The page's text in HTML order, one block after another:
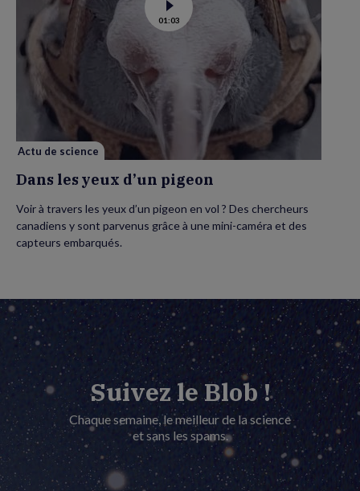
Voir
la
vidéo
01:03
Actu de science
Dans les yeux d’un pigeon
Voir à travers les yeux d’un pigeon en vol ? Des chercheurs
canadiens y sont parvenus grâce à une mini-caméra et des
capteurs embarqués.
Suivez le Blob !
Chaque semaine, le meilleur de la science
et sans les spams.